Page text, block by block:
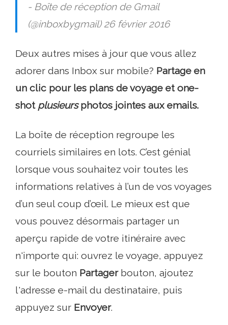
- Boîte de réception de Gmail
(@inboxbygmail) 26 février 2016
Deux autres mises à jour que vous allez
adorer dans Inbox sur mobile? Partage en
un clic pour les plans de voyage et one-
shot plusieursphotos jointes aux emails.
La boîte de réception regroupe les
courriels similaires en lots. C’est génial
lorsque vous souhaitez voir toutes les
informations relatives à l’un de vos voyages
d’un seul coup d’œil. Le mieux est que
vous pouvez désormais partager un
aperçu rapide de votre itinéraire avec
n'importe qui: ouvrez le voyage, appuyez
sur le bouton Partagerbouton, ajoutez
l'adresse e-mail du destinataire, puis
appuyez sur Envoyer.